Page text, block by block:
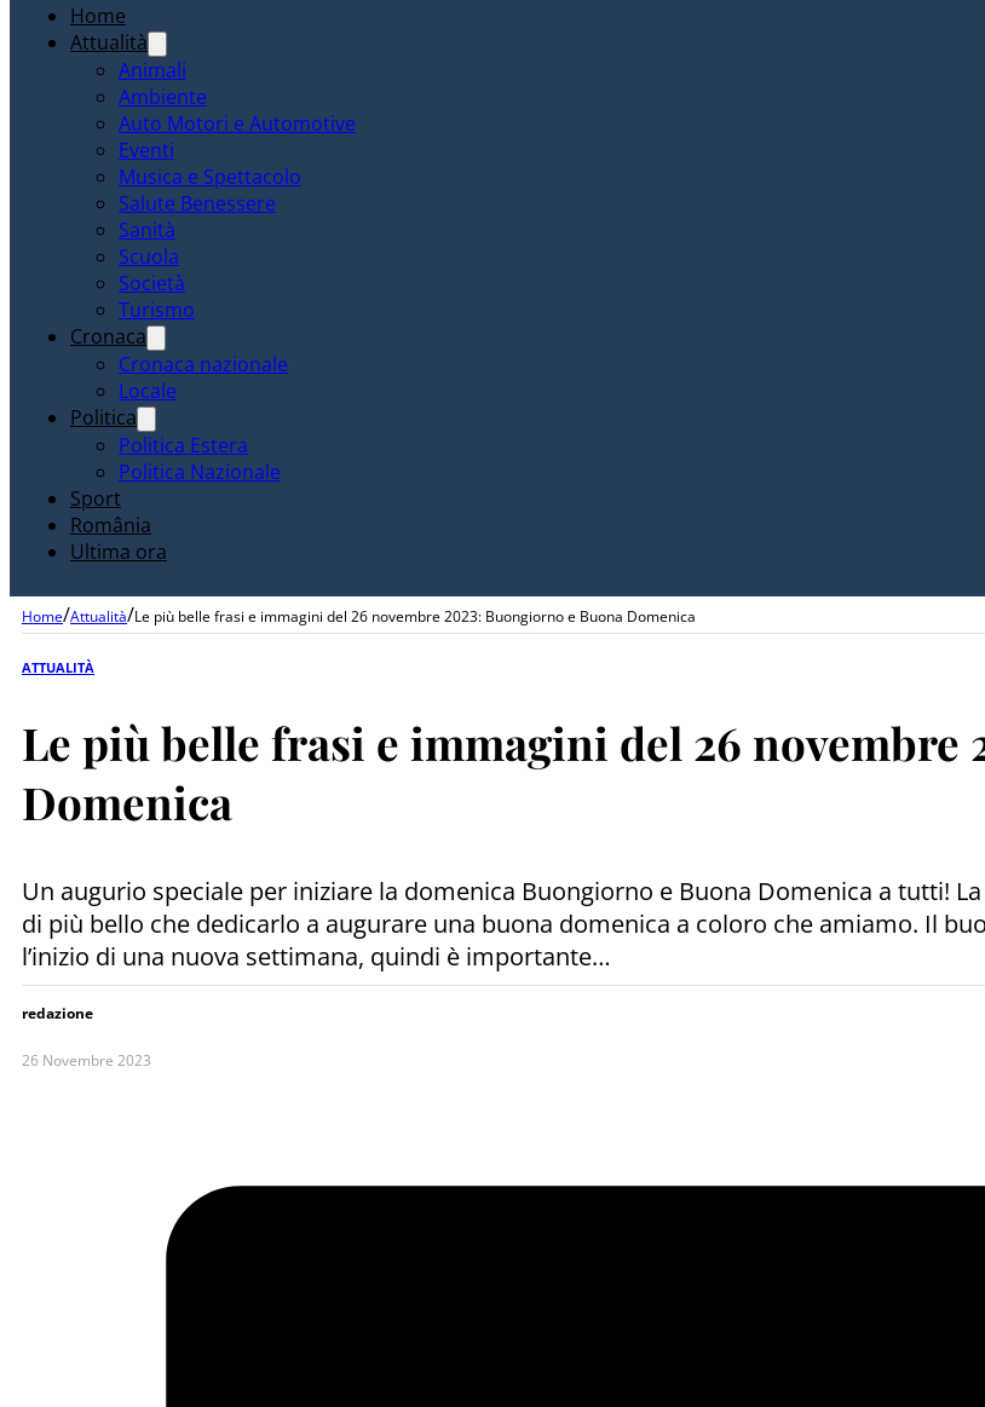
Home
Attualità
Animali
Ambiente
Auto Motori e Automotive
Eventi
Musica e Spettacolo
Salute Benessere
Sanità
Scuola
Società
Turismo
Cronaca
Cronaca nazionale
Locale
Politica
Politica Estera
Politica Nazionale
Sport
România
Ultima ora
Home/Attualità/Le più belle frasi e immagini del 26 novembre 2023: Buongiorno e Buona Domenica
ATTUALITÀ
Le più belle frasi e immagini del 26 novembre
Domenica
Un augurio speciale per iniziare la domenica Buongiorno e Buona Domenica a tutti!
di più bello che dedicarlo a augurare una buona domenica a coloro che amiamo. Il
l’inizio di una nuova settimana, quindi è importante…
redazione
26 Novembre 2023